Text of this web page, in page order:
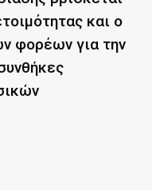
και ο
φορέων για την